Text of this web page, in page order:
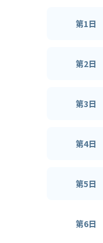
第1日
第2日
第3日
第4日
第5日
第6日